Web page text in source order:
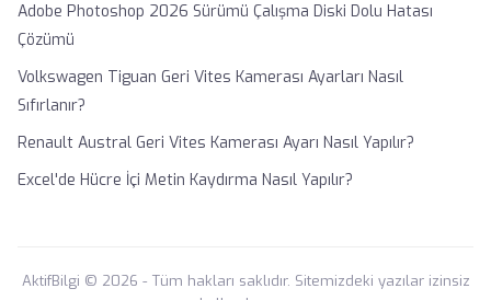
Adobe Photoshop 2026 Sürümü Çalışma Diski Dolu Hatası
Çözümü
Volkswagen Tiguan Geri Vites Kamerası Ayarları Nasıl
Sıfırlanır?
Renault Austral Geri Vites Kamerası Ayarı Nasıl Yapılır?
Excel'de Hücre İçi Metin Kaydırma Nasıl Yapılır?
AktifBilgi © 2026 - Tüm hakları saklıdır. Sitemizdeki yazılar izinsiz